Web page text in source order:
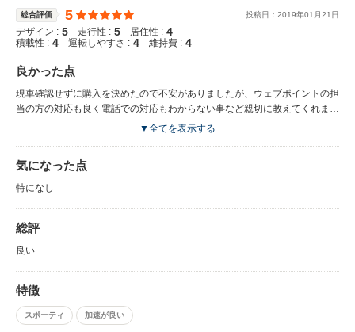
総合評価 5 投稿日： 2019年01 月21 日
デザイン : 5 走行性 : 5 居住性 : 4
積載性 : 4 運転しやすさ : 4 維持費 : 4
良かった点
現車確認せずに購入を決めたので不安がありましたが、ウェブポイントの担
当の方の対応も良く電話での対応もわからない事など親切に教えてくれまし
た。 購入した車ですが状態良く納車されて満足です。 ありがとうございま
▼全てを表示する
気になった点
特になし
総評
良い
特徴
スポーティ 加速が良い